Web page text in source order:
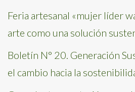
Feria artesanal «mujer líder
arte como una solución
Boletín N° 20. Generación
el cambio hacia la